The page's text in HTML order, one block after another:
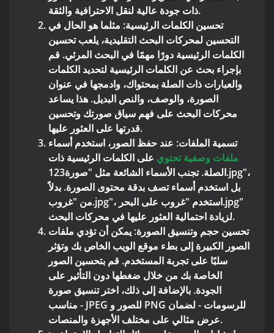
ذات جودة عالية لنقل الاحترافية والثقة.
تحسين الكلمات الرئيسية: مثلما هو الحال في
التحسين لمحركات البحث التقليدية، يلعب تحسين
الكلمات الرئيسية دورًا مهمًا في البحث المرئي. قم
بإجراء بحث عن الكلمات الرئيسية لتحديد الكلمات
والعبارات ذات الصلة بمحتواك، وادمجها في عنوان
الصورة، والوصف، والنص البديل. هذا يساعد
محركات البحث على فهم سياق صورتك وتحسين
قدرتها على العثور عليها.
تسمية الملفات: عند حفظ الصور، استخدم أسماء
ملفات وصفية تحتوي على الكلمات الرئيسية ذات
الصلة. تجنب الأسماء الشائعة مثل "صورة123.jpg"،
بل استخدم أسماء تصف بدقة محتوى الصورة. بدلاً
من "غروب.jpg"، استخدم "غروب على البحر.jpg"
لزيادة احتمالية العثور عليها في محركات البحث.
تحسين حجم وتنسيق الصورة: يمكن أن تؤدي ملفات
الصور الكبيرة إلى بطء موقع الويب الخاص بك وتؤثر
سلبًا على تجربة المستخدم. قم بتحسين الصور
الخاصة بك من خلال ضغطها دون التأثير على
الجودة. بالإضافة إلى ذلك، اختر تنسيق صورة
مناسب - JPEG للصور و PNG للرسومات - لضمان
عرض مثالي على مختلف الأجهزة والمنصات.